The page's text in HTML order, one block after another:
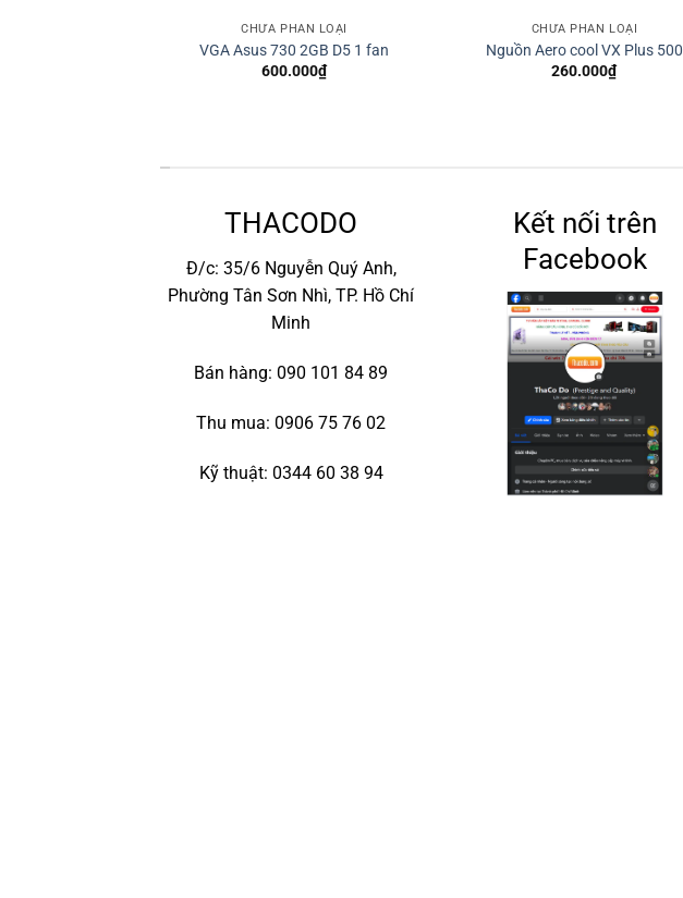
CHƯA PHÂN LOẠI
VGA Asus 730 2GB D5 1 fan
600.000₫
CHƯA PHÂN LOẠI
Nguồn Aero cool VX Plus 500
260.000₫
THACODO
Đ/c: 35/6 Nguyễn Quý Anh,
Phường Tân Sơn Nhì, TP. Hồ Chí
Minh
Bán hàng: 090 101 84 89
Thu mua: 0906 75 76 02
Kỹ thuật: 0344 60 38 94
Kết nối trên
Facebook